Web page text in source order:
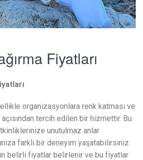
Fiyatları
organizasyonlara renk katması ve
tercih edilen bir hizmettir. Bu
unutulmaz anlar
farklı bir deneyim yaşatabilirsiniz.
belirli fiyatlar belirlenir ve bu fiyatlar